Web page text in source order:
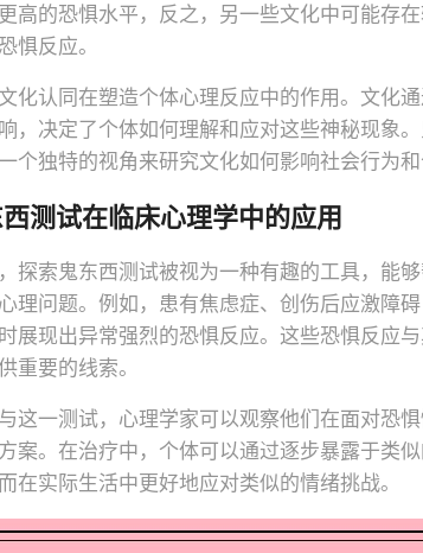
高的恐惧水平，反之，另一些文化中可能存
惧反应。
化认同在塑造个体心理反应中的作用。文化
，决定了个体如何理解和应对这些神秘现象
个独特的视角来研究文化如何影响社会行为和
测试在临床心理学中的应用
探索鬼东西测试被视为一种有趣的工具，能
理问题。例如，患有焦虑症、创伤后应激障
展现出异常强烈的恐惧反应。这些恐惧反应
重要的线索。
这一测试，心理学家可以观察他们在面对恐
案。在治疗中，个体可以通过逐步暴露于类
在实际生活中更好地应对类似的情绪挑战。